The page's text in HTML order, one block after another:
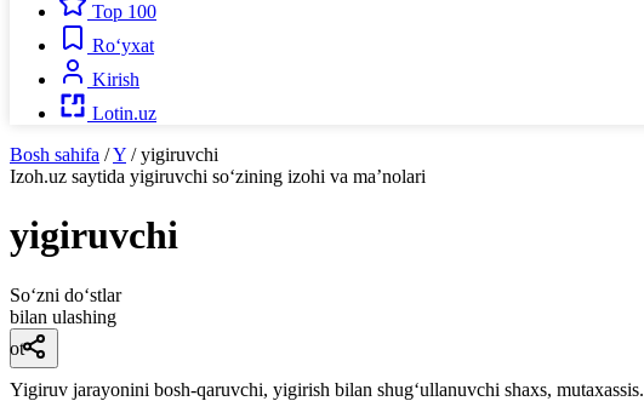
Top 100
Ro‘yxat
Kirish
Lotin.uz
Bosh sahifa /Y / yigiruvchi
Izoh.uz saytida yigiruvchi so‘zining izohi va ma’nolari
yigiruvchi
So‘zni do‘stlar
bilan ulashing
ot
Yigiruv jarayonini bosh-qaruvchi, yigirish bilan shugʻullanuvchi shaxs, mutaxassis.